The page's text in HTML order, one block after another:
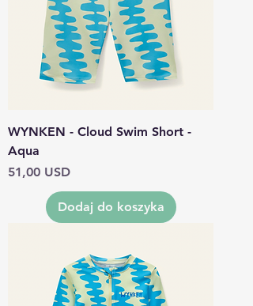
WYNKEN - Cloud Swim Short -
Aqua
Cena
51,00 USD
Dodaj do koszyka